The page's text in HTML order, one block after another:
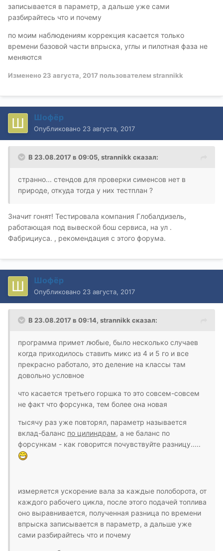
записывается в параметр, а дальше уже сами
разбирайтесь что и почему
по моим наблюдениям коррекция касается только
времени базовой части впрыска, углы и пилотная фаза не
меняются
Изменено 23 августа, 2017 пользователем strannikk
Шофёр
Опубликовано 23 августа, 2017
В 23.08.2017 в 09:05, strannikk сказал:
странно... стендов для проверки сименсов нет в
природе, откуда тогда у них тестплан ?
Значит гонят! Тестировала компания Глобалдизель,
работающая под вывеской бош сервиса, на ул .
Фабрициуса. , рекомендация с этого форума.
Шофёр
Опубликовано 23 августа, 2017
В 23.08.2017 в 09:14, strannikk сказал:
программа примет любые, было несколько случаев
когда приходилось ставить микс из 4 и 5 го и все
прекрасно работало, это деление на классы там
довольно условное
что касается третьего горшка то это совсем-совсем
не факт что форсунка, тем более она новая
тысячу раз уже повторял, параметр называется
вклад-баланс по цилиндрам, а не баланс по
форсункам - как говорится почувствуйте разницу.....
измеряется ускорение вала за каждые полоборота, от
каждого рабочего цикла, после этого подачей топлива
оно выравнивается, полученная разница по времени
впрыска записывается в параметр, а дальше уже
сами разбирайтесь что и почему